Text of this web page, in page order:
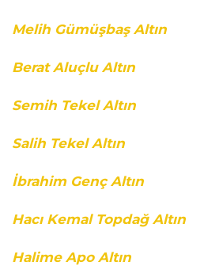
Melih Gümüşbaş Altın
Berat Aluçlu Altın
Semih Tekel Altın
Salih Tekel Altın
İbrahim Genç Altın
Hacı Kemal Topdağ Altın
Halime Apo Altın